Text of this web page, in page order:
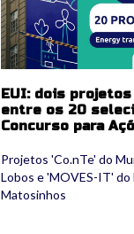
EUI: dois
entre os 20
Concurso para
Projetos 'Co.nTe' do
Lobos e 'MOVES-IT' do
Matosinhos